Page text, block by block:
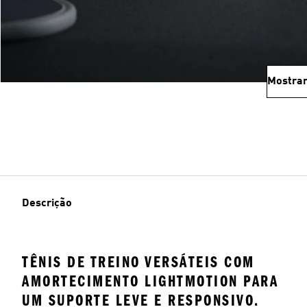
Descrição
TÊNIS DE TREINO VERSÁTEIS COM
AMORTECIMENTO LIGHTMOTION PARA
UM SUPORTE LEVE E RESPONSIVO.